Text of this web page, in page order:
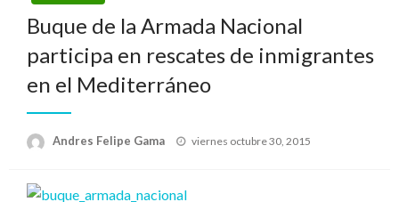
Buque de la Armada Nacional
participa en rescates de inmigrantes
en el Mediterráneo
Andres Felipe Gama
Publicado
viernes octubre 30, 2015